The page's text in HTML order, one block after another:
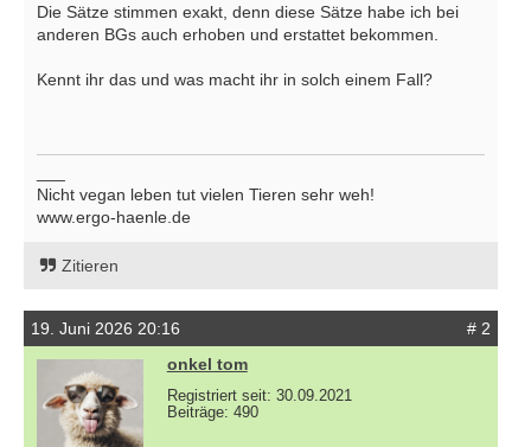
Die Sätze stimmen exakt, denn diese Sätze habe ich bei
anderen BGs auch erhoben und erstattet bekommen.
Kennt ihr das und was macht ihr in solch einem Fall?
Nicht vegan leben tut vielen Tieren sehr weh!
www.ergo-haenle.de
Zitieren
19. Juni 2026 20:16
# 2
onkel tom
Registriert seit: 30.09.2021
Beiträge: 490